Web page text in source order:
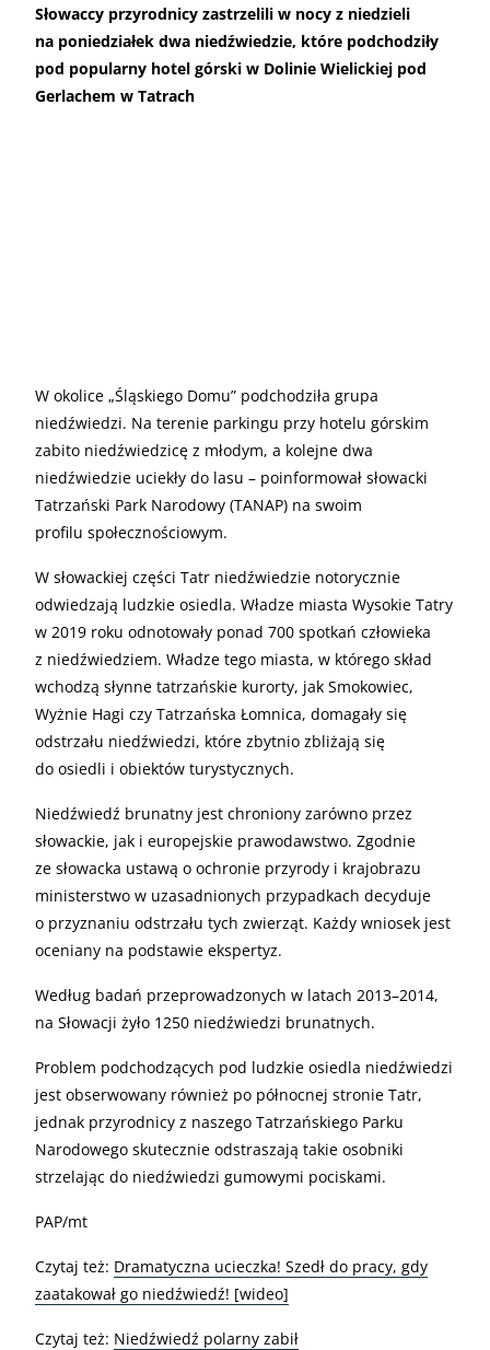
Słowaccy przyrodnicy zastrzelili w nocy z niedzieli
na poniedziałek dwa niedźwiedzie, które podchodziły
pod popularny hotel górski w Dolinie Wielickiej pod
Gerlachem w Tatrach
W okolice „Śląskiego Domu” podchodziła grupa
niedźwiedzi. Na terenie parkingu przy hotelu górskim
zabito niedźwiedzicę z młodym, a kolejne dwa
niedźwiedzie uciekły do lasu – poinformował słowacki
Tatrzański Park Narodowy (TANAP) na swoim
profilu społecznościowym.
W słowackiej części Tatr niedźwiedzie notorycznie
odwiedzają ludzkie osiedla. Władze miasta Wysokie Tatry
w 2019 roku odnotowały ponad 700 spotkań człowieka
z niedźwiedziem. Władze tego miasta, w którego skład
wchodzą słynne tatrzańskie kurorty, jak Smokowiec,
Wyżnie Hagi czy Tatrzańska Łomnica, domagały się
odstrzału niedźwiedzi, które zbytnio zbliżają się
do osiedli i obiektów turystycznych.
Niedźwiedź brunatny jest chroniony zarówno przez
słowackie, jak i europejskie prawodawstwo. Zgodnie
ze słowacka ustawą o ochronie przyrody i krajobrazu
ministerstwo w uzasadnionych przypadkach decyduje
o przyznaniu odstrzału tych zwierząt. Każdy wniosek jest
oceniany na podstawie ekspertyz.
Według badań przeprowadzonych w latach 2013–2014,
na Słowacji żyło 1250 niedźwiedzi brunatnych.
Problem podchodzących pod ludzkie osiedla niedźwiedzi
jest obserwowany również po północnej stronie Tatr,
jednak przyrodnicy z naszego Tatrzańskiego Parku
Narodowego skutecznie odstraszają takie osobniki
strzelając do niedźwiedzi gumowymi pociskami.
PAP/mt
Czytaj też: Dramatyczna ucieczka! Szedł do pracy, gdy
zaatakował go niedźwiedź! [wideo]
Czytaj też: Niedźwiedź polarny zabił